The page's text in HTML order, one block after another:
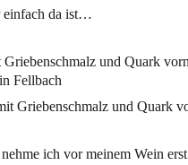
einfach da ist…
Griebenschmalz und Quark
ich vor meinem Wein